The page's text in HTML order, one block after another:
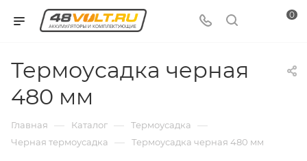
0
Термоусадка черная
480 мм
Главная — Каталог — Термоусадка —
Черная термоусадка — Термоусадка черная 480 мм